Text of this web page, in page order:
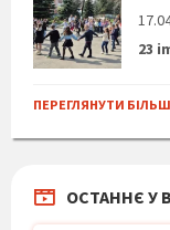
23
ПЕРЕГЛЯНУТИ
ОСТАННЄ У